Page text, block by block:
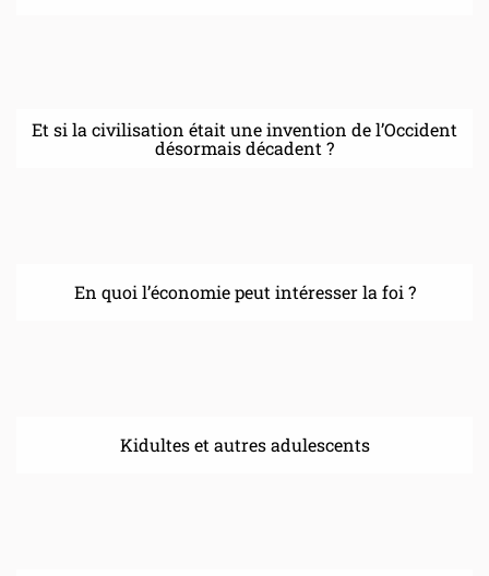
Et si la civilisation était une invention de l’Occident
désormais décadent ?
En quoi l’économie peut intéresser la foi ?
Kidultes et autres adulescents